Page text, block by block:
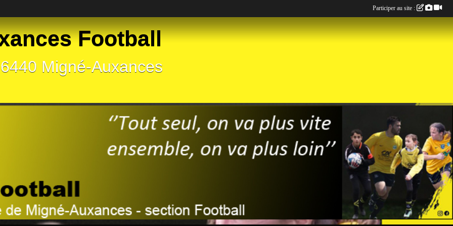
Football
Migné-Auxances
Participer au site :